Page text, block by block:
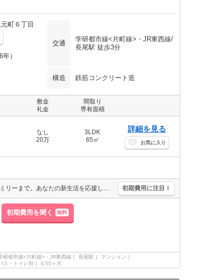
町６丁目
交通
学研都市線<片町線>・JR東西線/
長尾駅 徒歩3分
）
構造 鉄筋コンクリート造
敷金
礼金
間取り
専有面積
なし
20万
3LDK
65㎡
詳細を見る
お気に入り
ガスコンロ設置可。要火災保険。新婚様からファミリーまで。あなたの新生活を応援します。和室をお好みの方に。敷金なし。駅近くでラクラク便利。買い物便利な立地ですよ～!!。オンライン対応可。 初期費用に注目！
初期費用を聞く 無料
研都市線<片町線>・JR東西線 長尾駅
マンション
ス・トイレ別 0.55ヶ月